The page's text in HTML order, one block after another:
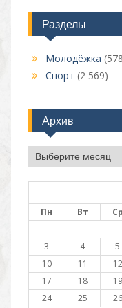
Разделы
Молодёжка
Спорт (2 569)
Архив
Архив
Пн Вт Ср
3
4 5
10
11 12
17
18 19
24
25 26